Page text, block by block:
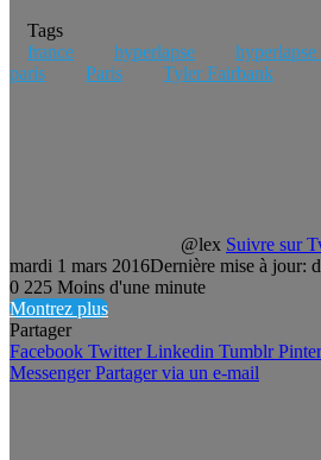
Tags
france
hyperlapse hyperlapse
paris
Paris Tyler Fairbank
@lex Suivre sur
mardi 1 mars 2016Dernière mise à jour:
0 225 Moins d'une minute
Montrez plus
Partager
Facebook Twitter Linkedin Tumblr
Messenger Partager via un e-mail